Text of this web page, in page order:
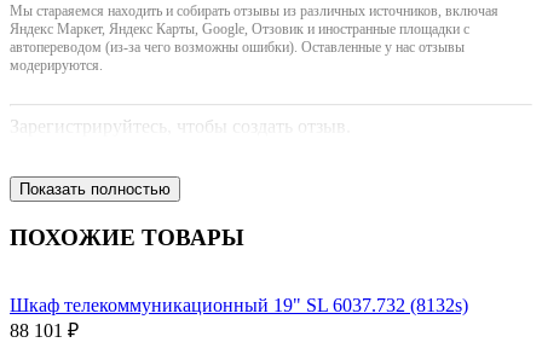
Мы стараяемся находить и собирать отзывы из различных источников, включая
Яндекс Маркет, Яндекс Карты, Google, Отзовик и иностранные площадки с
автопереводом (из-за чего возможны ошибки). Оставленные у нас отзывы
модерируются.
Зарегистрируйтесь, чтобы создать отзыв.
Показать полностью
ПОХОЖИЕ ТОВАРЫ
Шкаф телекоммуникационный 19" SL 6037.732 (8132s)
88 101 ₽